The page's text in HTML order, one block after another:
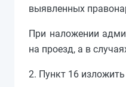
выявленных
При наложении
на проезд, а в
2. Пункт 16